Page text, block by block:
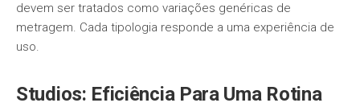
devem ser tratados como variações genéricas de
metragem. Cada tipologia responde a uma experiência de
uso.
Studios: Eficiência Para Uma Rotina